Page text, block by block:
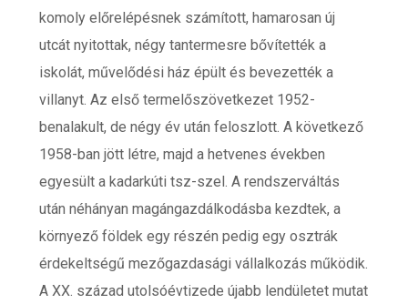
komoly előrelépésnek számított, hamarosan új
utcát nyitottak, négy tantermesre bővítették a
iskolát, művelődési ház épült és bevezették a
villanyt. Az első termelőszövetkezet 1952-
benalakult, de négy év után feloszlott. A következő
1958-ban jött létre, majd a hetvenes években
egyesült a kadarkúti tsz-szel. A rendszerváltás
után néhányan magángazdálkodásba kezdtek, a
környező földek egy részén pedig egy osztrák
érdekeltségű mezőgazdasági vállalkozás működik.
A XX. század utolsóévtizede újabb lendületet mutat